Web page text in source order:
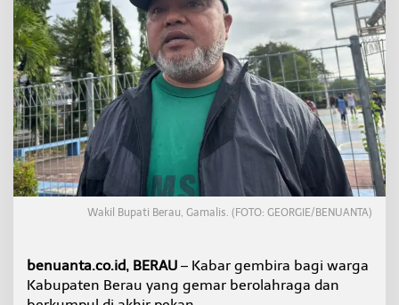
a
n
F
a
s
i
l
T
a
m
h
n
Wakil Bupati Berau, Gamalis. (FOTO: GEORGIE/BENUANTA)
benuanta.co.id, BERAU – Kabar gembira bagi warga
Kabupaten Berau yang gemar berolahraga dan